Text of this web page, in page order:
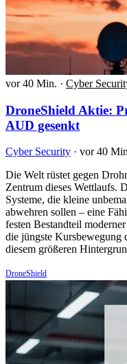
vor 40 Min. · Cyber
DroneShield Aktie:
AUD gesenkt
Cyber Security · vor 40
Die Welt rüstet gegen
Zentrum dieses Wettlaufs.
Systeme, die kleine
abwehren sollen – eine
festen Bestandteil
die jüngste Kursbewegung
diesem größeren
DroneShield